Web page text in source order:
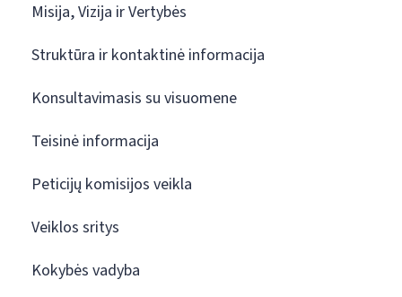
Misija, Vizija ir Vertybės
Struktūra ir kontaktinė informacija
Konsultavimasis su visuomene
Teisinė informacija
Peticijų komisijos veikla
Veiklos sritys
Kokybės vadyba